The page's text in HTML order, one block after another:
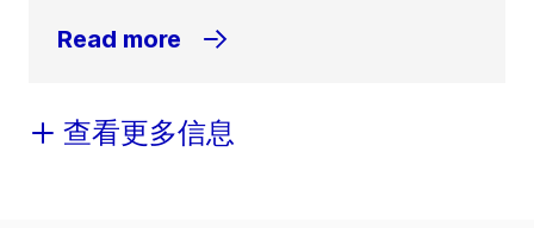
Read more
查看更多信息